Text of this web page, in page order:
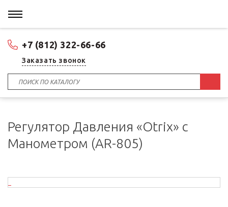
+7 (812) 322-66-66
Заказать звонок
Регулятор Давления «Otrix» с
Манометром (AR-805)